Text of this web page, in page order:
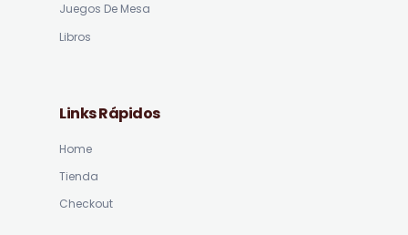
Juegos De Mesa
Libros
Links Rápidos
Home
Tienda
Checkout